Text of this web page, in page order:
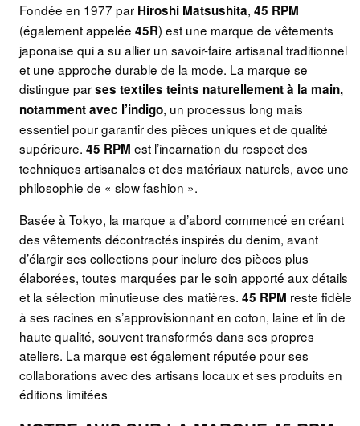
Fondée en 1977 par Hiroshi Matsushita, 45 RPM
(également appelée 45R) est une marque de vêtements
japonaise qui a su allier un savoir-faire artisanal traditionnel
et une approche durable de la mode. La marque se
distingue parses textiles teints naturellement à la main,
notamment avec l’indigo, un processus long mais
essentiel pour garantir des pièces uniques et de qualité
supérieure. 45 RPM est l’incarnation du respect des
techniques artisanales et des matériaux naturels, avec une
philosophie de « slow fashion ».
Basée à Tokyo, la marque a d’abord commencé en créant
des vêtements décontractés inspirés du denim, avant
d’élargir ses collections pour inclure des pièces plus
élaborées, toutes marquées par le soin apporté aux détails
et la sélection minutieuse des matières. 45 RPM reste fidèle
à ses racines en s’approvisionnant en coton, laine et lin de
haute qualité, souvent transformés dans ses propres
ateliers. La marque est également réputée pour ses
collaborations avec des artisans locaux et ses produits en
éditions limitées